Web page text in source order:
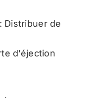
Distribuer de
d’éjection